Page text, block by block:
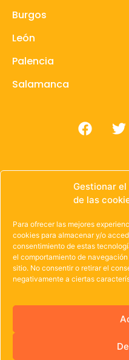
Gestionar
de las
Para ofrecer las mejores
cookies para almacenar y/o
consentimiento de estas
el comportamiento de
sitio. No consentir o retirar el
negativamente a ciertas
Burgos
León
Palencia
Salamanca
© 1985 – 2021 |
Trabajo de
Aviso Legal·Política